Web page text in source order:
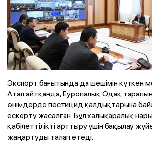
Экспорт бағытында да шешімін күткен
Атап айтқанда, Еуропалық Одақ
өнімдерде пестицид қалдықтарына
ескерту жасалған. Бұл халықаралық
қабілеттілікті арттыру үшін бақылау
жаңартуды талап етеді.